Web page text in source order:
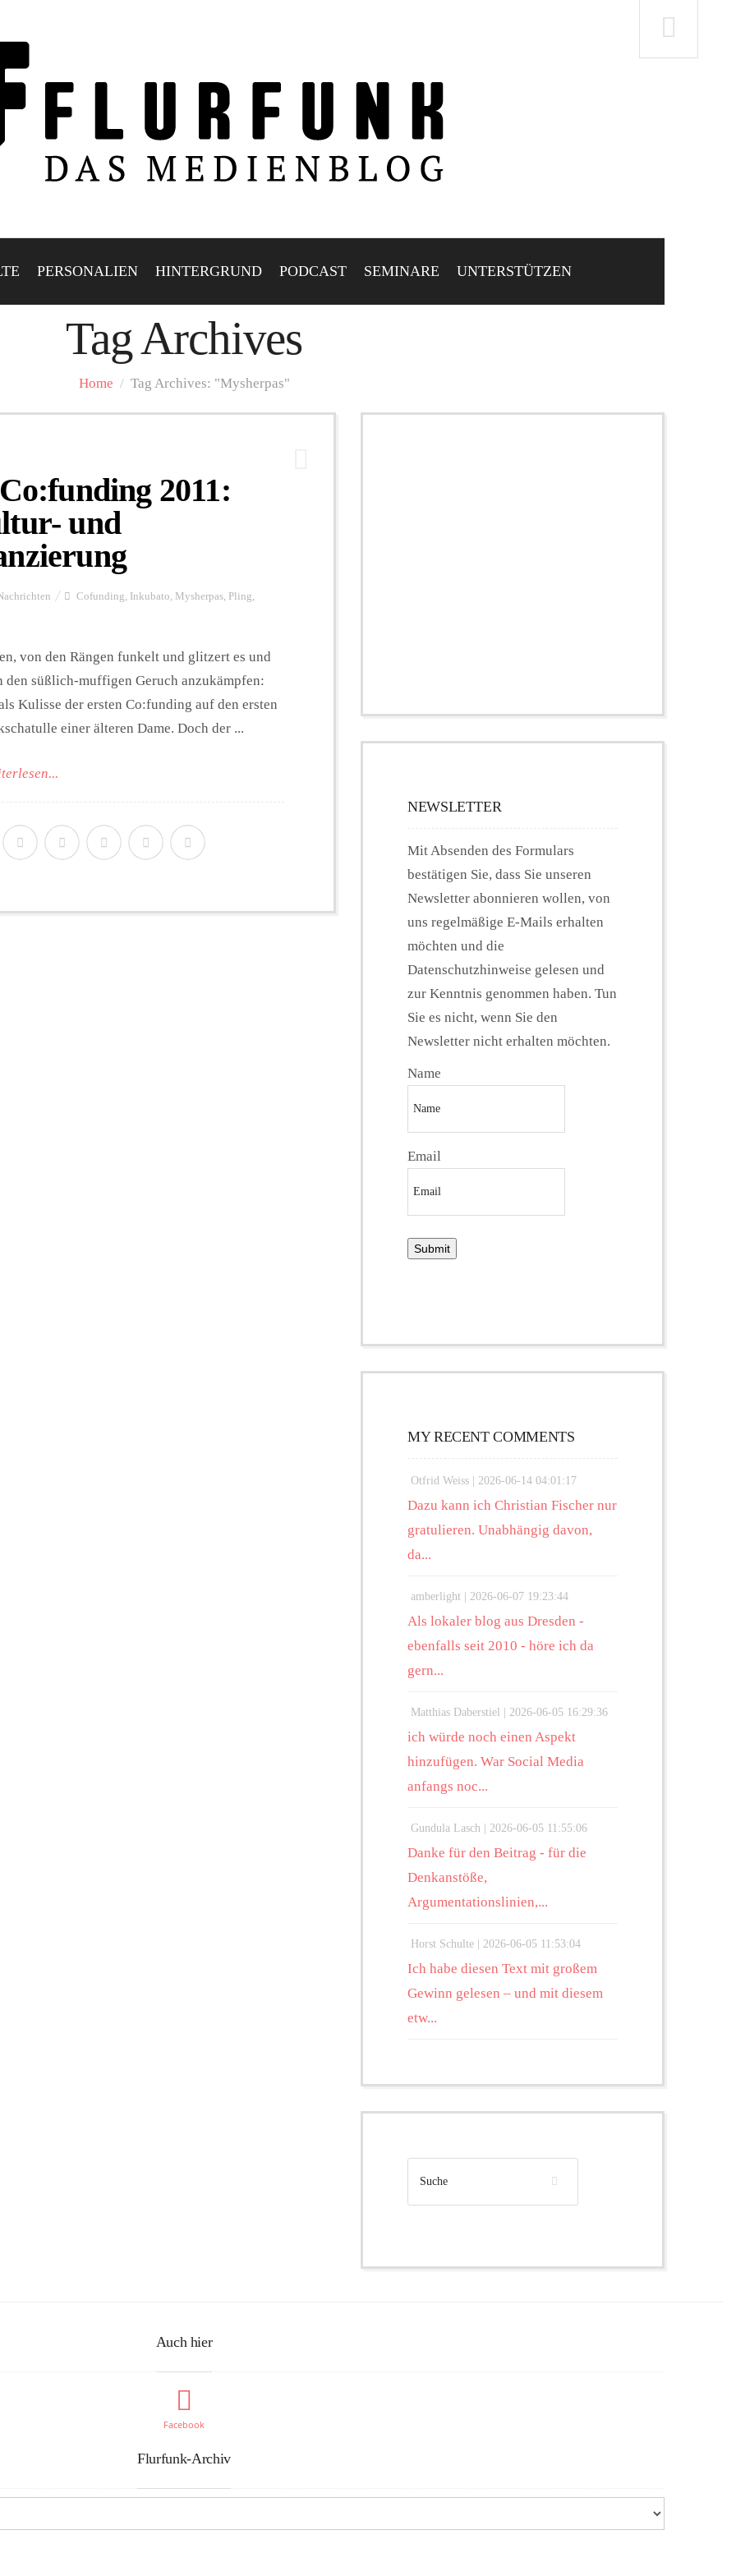
PERSONALIEN HINTERGRUND PODCAST SEMINARE UNTERSTÜTZEN
Tag Archives
Home / Tag Archives: "Mysherpas"
2011:
und
Cofunding, Inkubato, Mysherpas, Pling,
von den Rängen funkelt und glitzert es und
süßlich-muffigen Geruch anzukämpfen:
Kulisse der ersten Co:funding auf den ersten
einer älteren Dame. Doch der ...
NEWSLETTER
Mit Absenden des Formulars
bestätigen Sie, dass Sie unseren
Newsletter abonnieren wollen, von
uns regelmäßige E-Mails erhalten
möchten und die
Datenschutzhinweise gelesen und
zur Kenntnis genommen haben. Tun
Sie es nicht, wenn Sie den
Newsletter nicht erhalten möchten.
Name
Email
MY RECENT COMMENTS
Otfrid Weiss | 2026-06-14 04:01:17
Dazu kann ich Christian Fischer nur
gratulieren. Unabhängig davon,
da...
amberlight | 2026-06-07 19:23:44
Als lokaler blog aus Dresden -
ebenfalls seit 2010 - höre ich da
gern...
Matthias Daberstiel | 2026-06-05 16:29:36
ich würde noch einen Aspekt
hinzufügen. War Social Media
anfangs noc...
Gundula Lasch | 2026-06-05 11:55:06
Danke für den Beitrag - für die
Denkanstöße,
Argumentationslinien,...
Horst Schulte | 2026-06-05 11:53:04
Ich habe diesen Text mit großem
Gewinn gelesen – und mit diesem
etw...
Auch hier
Facebook
Flurfunk-Archiv